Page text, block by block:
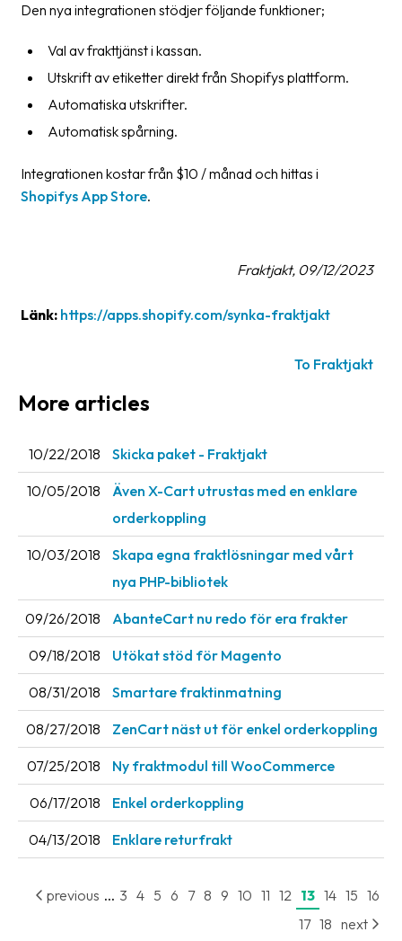
About
the
Fraktjakt
&
archive
us
Terms
Terms
and
conditions
Privacy
Prohibited
and
dangerous
content
Den nya integrationen stödjer följande funktioner;
Val av frakttjänst i kassan.
Utskrift av etiketter direkt från Shopifys plattform.
Automatiska utskrifter.
Automatisk spårning.
Integrationen kostar från $10 / månad och hittas i
Shopifys App Store.
Fraktjakt, 09/12/2023
Länk: https://apps.shopify.com/synka-fraktjakt
To Fraktjakt
More articles
10/22/2018 Skicka paket - Fraktjakt
10/05/2018
Även X-Cart utrustas med en enklare
orderkoppling
10/03/2018
Skapa egna fraktlösningar med vårt
nya PHP-bibliotek
09/26/2018 AbanteCart nu redo för era frakter
09/18/2018 Utökat stöd för Magento
08/31/2018 Smartare fraktinmatning
08/27/2018 ZenCart näst ut för enkel orderkoppling
07/25/2018 Ny fraktmodul till WooCommerce
06/17/2018 Enkel orderkoppling
04/13/2018 Enklare returfrakt
previous ... 3 4 5 6 7 8 9 10 11 12 13 14 15 16
17 18 next